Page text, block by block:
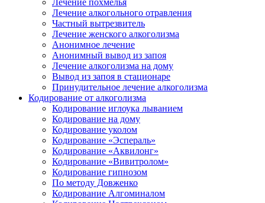
Лечение похмелья
Лечение алкогольного отравления
Частный вытрезвитель
Лечение женского алкоголизма
Анонимное лечение
Анонимный вывод из запоя
Лечение алкоголизма на дому
Вывод из запоя в стационаре
Принудительное лечение алкоголизма
Кодирование от алкоголизма
Кодирование иглоука лыванием
Кодирование на дому
Кодирование уколом
Кодирование «Эспераль»
Кодирование «Аквилонг»
Кодирование «Вивитролом»
Кодирование гипнозом
По методу Довженко
Кодирование Алгоминалом